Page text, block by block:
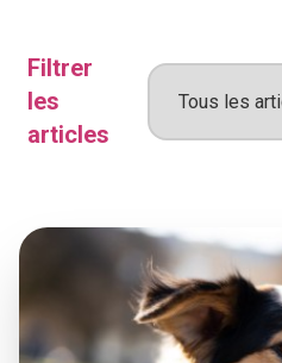
Filtrer
les
articles